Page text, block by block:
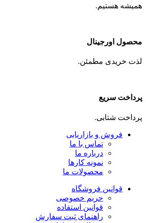
همیشه هستیم.
محصول اورجینال
لذت خریدی مطمئن.
پرداخت سریع
پرداخت شتابی.
فروش و بازاریابی
تماس با ما
درباره ما
نمونه کارها
محصولات ما
قوانین فروشگاه
حریم خصوصی
قوانین استفاده
راهنمای ثبت سفارش